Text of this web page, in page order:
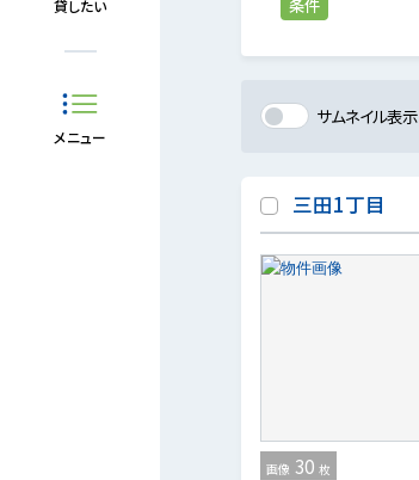
貸したい
メニュー
条件
サムネイル表示
三田1丁目
画像 30 枚